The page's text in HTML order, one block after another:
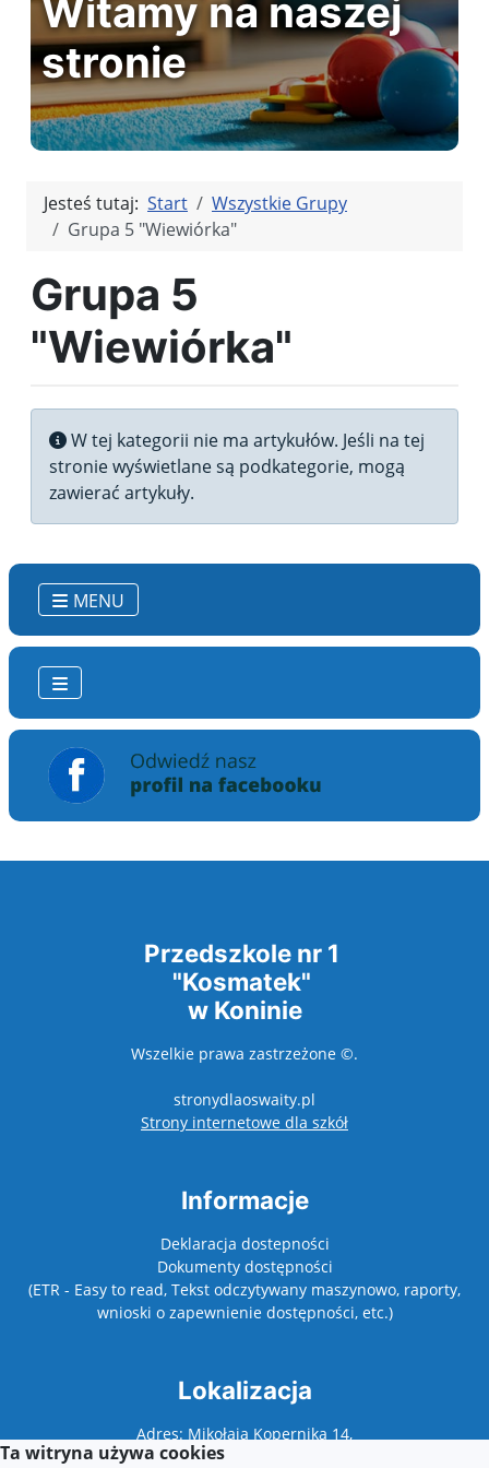
MENU
Witamy na naszej
stronie
Jesteś tutaj: Start
Wszystkie Grupy
Grupa 5 "Wiewiórka"
Grupa 5
"Wiewiórka"
Informacja
W tej kategorii nie ma artykułów. Jeśli na tej
stronie wyświetlane są podkategorie, mogą
zawierać artykuły.
Przedszkole nr 1
"Kosmatek"
w Koninie
Wszelkie prawa zastrzeżone ©.
stronydlaoswaity.pl
Strony internetowe dla szkółotwiera się w
Informacje
Deklaracja dostepności
Dokumenty dostępności
(ETR - Easy to read, Tekst odczytywany maszynowo, raporty,
wnioski o zapewnienie dostępności, etc.)
Lokalizacja
Adres: Mikołaja Kopernika 14,
Ta witryna używa cookies